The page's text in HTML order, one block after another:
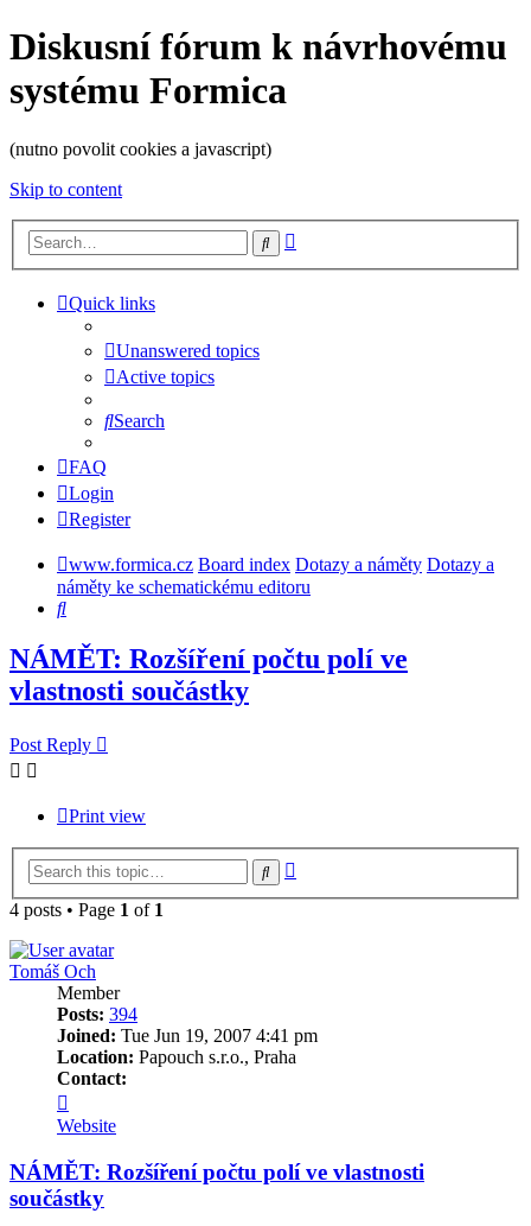
Diskusní fórum k návrhovému
systému Formica
(nutno povolit cookies a javascript)
Skip to content
Search
Quick links
Unanswered topics
Active topics
Search
FAQ
Login
Register
www.formica.cz Board index Dotazy a náměty Dotazy a
náměty ke schematickému editoru
Search
NÁMĚT: Rozšíření počtu polí ve
vlastnosti součástky
Post Reply
Print view
Search
4 posts • Page 1 of 1
Tomáš Och
Member
Posts: 394
Joined: Tue Jun 19, 2007 4:41 pm
Location: Papouch s.r.o., Praha
Contact:
Tomáš
Och
Website
NÁMĚT: Rozšíření počtu polí ve vlastnosti
součástky